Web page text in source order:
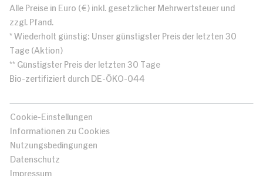
Alle Preise in Euro (€) inkl. gesetzlicher Mehrwertsteuer und
zzgl. Pfand.
* Wiederholt günstig: Unser günstigster Preis der letzten 30
Tage (Aktion)
** Günstigster Preis der letzten 30 Tage
Bio-zertifiziert durch DE-ÖKO-044
Cookie-Einstellungen
Informationen zu Cookies
Nutzungsbedingungen
Datenschutz
Impressum